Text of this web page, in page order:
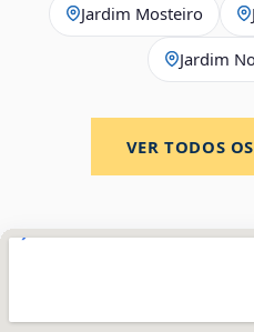
Jardim Mosteiro
Jardim
VER TODOS OS